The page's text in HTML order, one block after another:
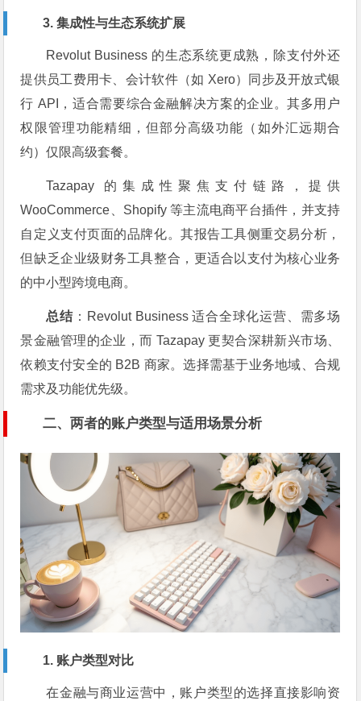
3. 集成性与生态系统扩展
Revolut Business 的生态系统更成熟，除支付外还
提供员工费用卡、会计软件（如 Xero）同步及开放式银
行 API，适合需要综合金融解决方案的企业。其多用户
权限管理功能精细，但部分高级功能（如外汇远期合
约）仅限高级套餐。
Tazapay 的集成性聚焦支付链路，提供
WooCommerce、Shopify 等主流电商平台插件，并支持
自定义支付页面的品牌化。其报告工具侧重交易分析，
但缺乏企业级财务工具整合，更适合以支付为核心业务
的中小型跨境电商。
总结 ：Revolut Business 适合全球化运营、需多场
景金融管理的企业，而 Tazapay 更契合深耕新兴市场、
依赖支付安全的 B2B 商家。选择需基于业务地域、合规
需求及功能优先级。
二、两者的账户类型与适用场景分析
1. 账户类型对比
在金融与商业运营中，账户类型的选择直接影响资